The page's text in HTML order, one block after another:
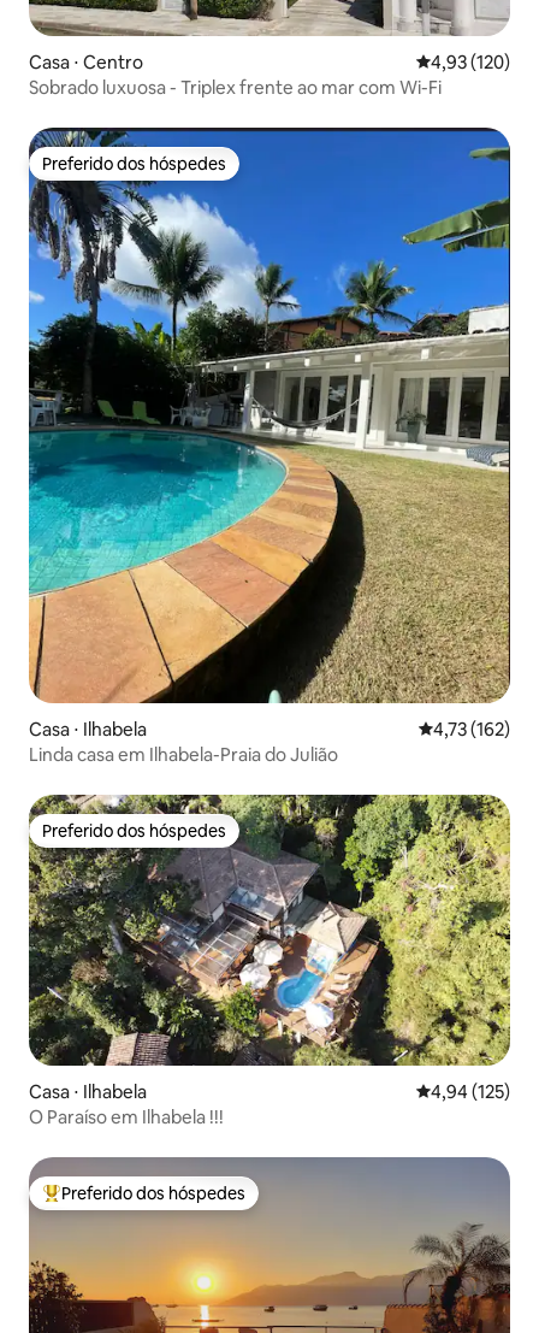
Casa ⋅ Centro 4,93 de uma
4,93 (120)
Sobrado luxuosa - Triplex frente ao mar com Wi-Fi
Preferido dos hóspedes
Preferido dos hóspedes
Casa ⋅ Ilhabela 4,73 de uma
4,73 (162)
Linda casa em Ilhabela-Praia do Julião
Preferido dos hóspedes
Preferido dos hóspedes
Casa ⋅ Ilhabela 4,94 de uma
4,94 (125)
O Paraíso em Ilhabela !!!
Entre os melhores preferidos dos hóspedes
Preferido dos hóspedes